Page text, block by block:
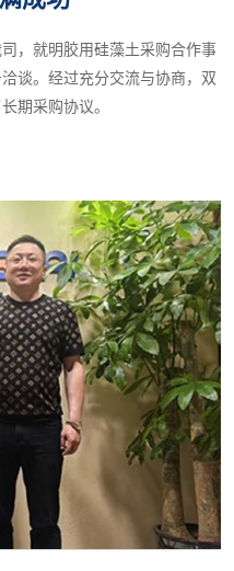
，就明胶用硅藻土采购合作事
谈。经过充分交流与协商，双
期采购协议。